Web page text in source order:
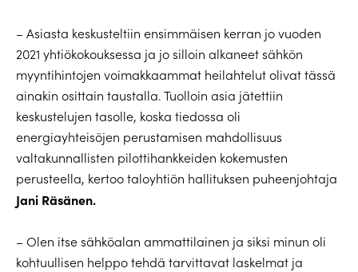
– Asiasta keskusteltiin ensimmäisen kerran jo vuoden
2021 yhtiökokouksessa ja jo silloin alkaneet sähkön
myyntihintojen voimakkaammat heilahtelut olivat tässä
ainakin osittain taustalla. Tuolloin asia jätettiin
keskustelujen tasolle, koska tiedossa oli
energiayhteisöjen perustamisen mahdollisuus
valtakunnallisten pilottihankkeiden kokemusten
perusteella, kertoo taloyhtiön hallituksen puheenjohtaja
Jani Räsänen.
– Olen itse sähköalan ammattilainen ja siksi minun oli
kohtuullisen helppo tehdä tarvittavat laskelmat ja